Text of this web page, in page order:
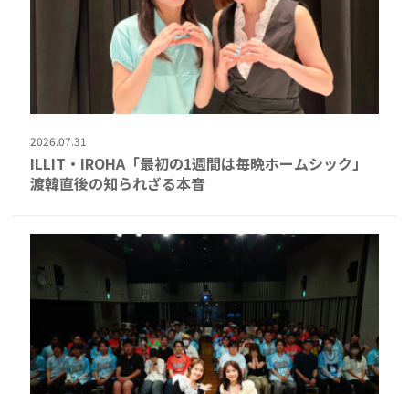
2026.07.31
ILLIT・IROHA「最初の1週間は毎晩ホームシック」
渡韓直後の知られざる本音